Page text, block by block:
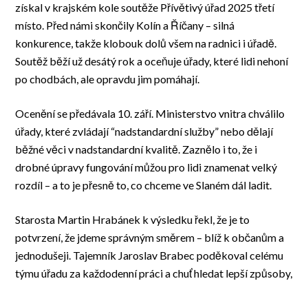
získal v krajském kole soutěže Přívětivý úřad 2025 třetí
místo. Před námi skončily Kolín a Říčany – silná
konkurence, takže klobouk dolů všem na radnici i úřadě.
Soutěž běží už desátý rok a oceňuje úřady, které lidi nehoní
po chodbách, ale opravdu jim pomáhají.
Ocenění se předávala 10. září. Ministerstvo vnitra chválilo
úřady, které zvládají “nadstandardní služby” nebo dělají
běžné věci v nadstandardní kvalitě. Zaznělo i to, že i
drobné úpravy fungování můžou pro lidi znamenat velký
rozdíl – a to je přesně to, co chceme ve Slaném dál ladit.
Starosta Martin Hrabánek k výsledku řekl, že je to
potvrzení, že jdeme správným směrem – blíž k občanům a
jednodušeji. Tajemník Jaroslav Brabec poděkoval celému
týmu úřadu za každodenní práci a chuť hledat lepší způsoby,